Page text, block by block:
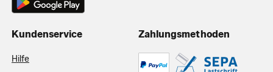
Kundenservice
Hilfe
Zahlungsmethoden